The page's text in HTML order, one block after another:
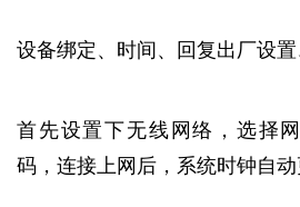
设备绑定、时间、回复出厂设
首先设置下无线网络，选择
码，连接上网后，系统时钟自动